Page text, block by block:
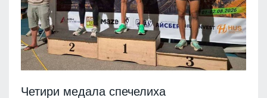
Четири медала спечелиха